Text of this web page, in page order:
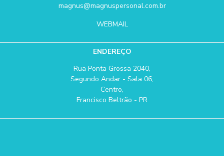
magnus@magnuspersonal.com.br
WEBMAIL
ENDEREÇO
Rua Ponta Grossa 2040,
Segundo Andar - Sala 06,
Centro,
Francisco Beltrão - PR